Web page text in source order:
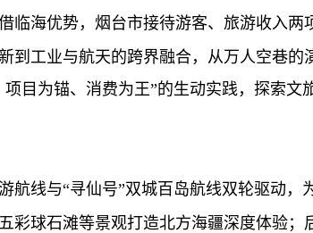
临海优势，烟台市接待游客、旅游收入两
到工业与航天的跨界融合，从万人空巷的
目为锚、消费为王”的生动实践，探索文
航线与“寻仙号”双城百岛航线双轮驱动，
彩球石滩等景观打造北方海疆深度体验；